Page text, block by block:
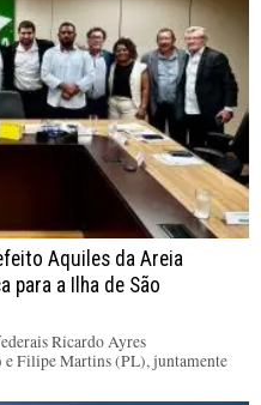
Aquiles da Areia
para a Ilha de São
Ricardo Ayres
Filipe Martins (PL), juntamente